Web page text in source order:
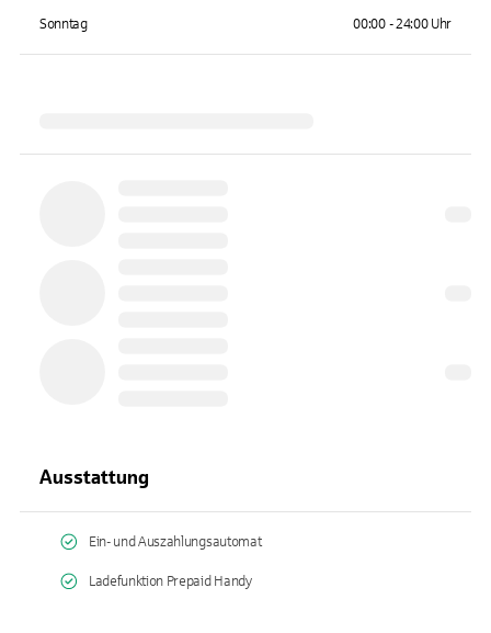
Sonntag 00:00 - 24:00 Uhr
Ausstattung
Ein- und Auszahlungsautomat
Ladefunktion Prepaid Handy